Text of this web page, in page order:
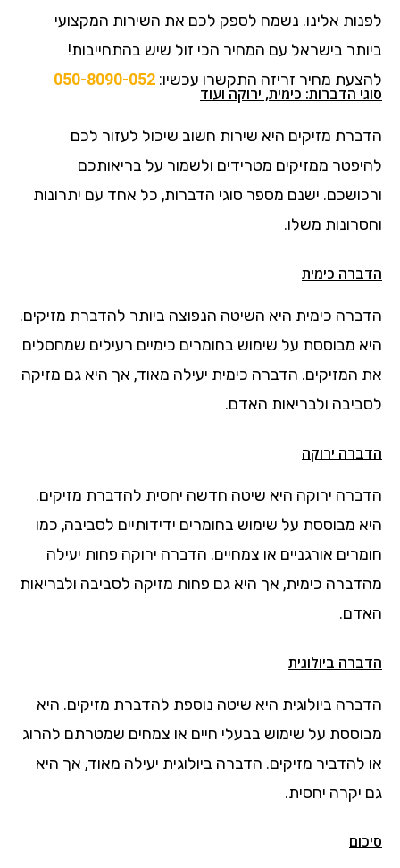
לפנות אלינו. נשמח לספק לכם את השירות המקצועי
ביותר בישראל עם המחיר הכי זול שיש בהתחייבות!
להצעת מחיר זריזה התקשרו עכשיו: 050-8090-052
סוגי הדברות: כימית, ירוקה ועוד
הדברת מזיקים היא שירות חשוב שיכול לעזור לכם
להיפטר ממזיקים מטרידים ולשמור על בריאותכם
ורכושכם. ישנם מספר סוגי הדברות, כל אחד עם יתרונות
וחסרונות משלו.
הדברה כימית
הדברה כימית היא השיטה הנפוצה ביותר להדברת מזיקים.
היא מבוססת על שימוש בחומרים כימיים רעילים שמחסלים
את המזיקים. הדברה כימית יעילה מאוד, אך היא גם מזיקה
לסביבה ולבריאות האדם.
הדברה ירוקה
הדברה ירוקה היא שיטה חדשה יחסית להדברת מזיקים.
היא מבוססת על שימוש בחומרים ידידותיים לסביבה, כמו
חומרים אורגניים או צמחיים. הדברה ירוקה פחות יעילה
מהדברה כימית, אך היא גם פחות מזיקה לסביבה ולבריאות
האדם.
הדברה ביולוגית
הדברה ביולוגית היא שיטה נוספת להדברת מזיקים. היא
מבוססת על שימוש בבעלי חיים או צמחים שמטרתם להרוג
או להדביר מזיקים. הדברה ביולוגית יעילה מאוד, אך היא
גם יקרה יחסית.
סיכום